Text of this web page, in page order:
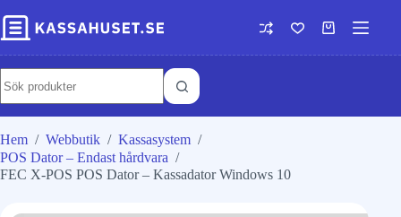
Hem / Webbutik / Kassasystem /
POS Dator – Endast hårdvara /
FEC X-POS POS Dator – Kassadator Windows 10